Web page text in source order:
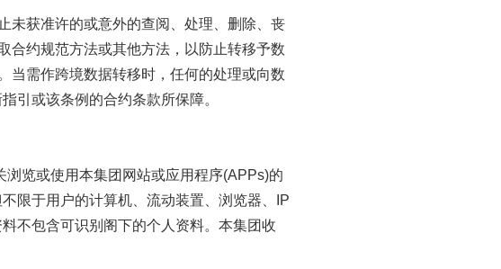
未获准许的或意外的查阅、处理、删除、丧
合约规范方法或其他方法，以防止转移予数
当需作跨境数据转移时，任何的处理或向数
引或该条例的合约条款所保障。
览或使用本集团网站或应用程序(APPs)的
限于用户的计算机、流动装置、浏览器、IP
不包含可识别阁下的个人资料。本集团收